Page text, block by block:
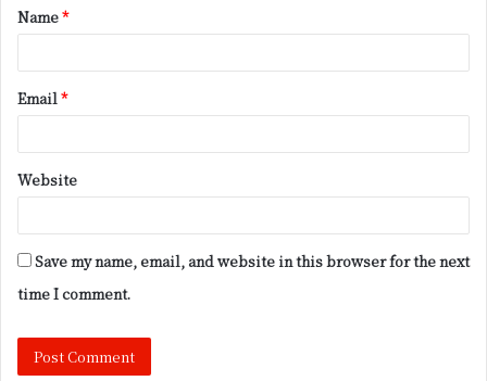
*
Name*
Email *
Website
Save my name, email, and website in this browser for the next
time I comment.